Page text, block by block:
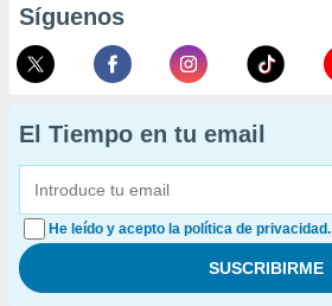
Síguenos
El Tiempo en tu email
He leído y acepto la política de privacidad.